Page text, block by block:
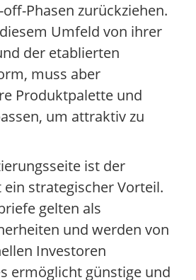
Phasen zurückziehen.
Umfeld von ihrer
der etablierten
muss aber
Produktpalette und
um attraktiv zu
ist der
strategischer Vorteil.
gelten als
und werden von
Investoren
ermöglicht günstige und